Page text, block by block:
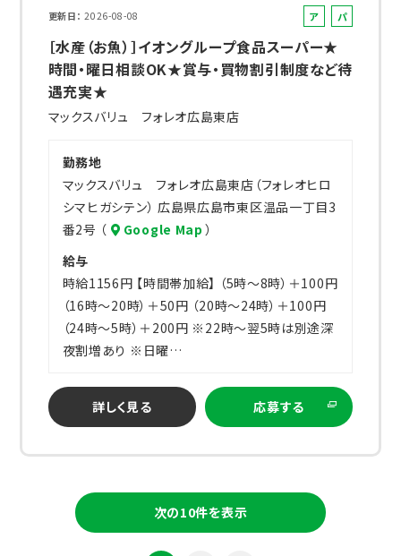
更新日 2026-08-08
ア
イ
パ
［水産（お魚）］イオングループ食品スーパー★
時間・曜日相談OK★賞与・買物割引制度など待
遇充実★
マックスバリュ フォレオ広島東店
勤務地
マックスバリュ フォレオ広島東店（フォレオヒロ
シマヒガシテン） 広島県広島市東区温品一丁目3
番2号 （
Google Map ）
給与
時給1156円 【時間帯加給】 （5時～8時）＋100円
（16時～20時）＋50円 （20時～24時）＋100円
（24時～5時）＋200円 ※22時～翌5時は別途深
夜割増あり ※日曜…
詳しく見る 応募する
次の10件を表示